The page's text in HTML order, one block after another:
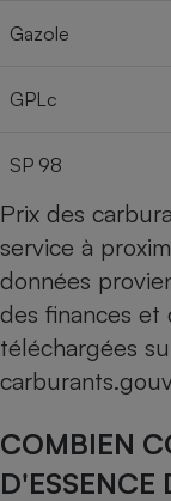
Gazole
GPLc
SP 98
Prix des
service à
données
des finances et
téléchargées
COMBIEN
D'ESSENCE